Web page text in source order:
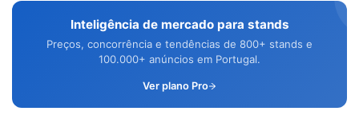
Inteligência de mercado para stands
Preços, concorrência e tendências de 800+ stands e
100.000+ anúncios em Portugal.
Ver plano Pro